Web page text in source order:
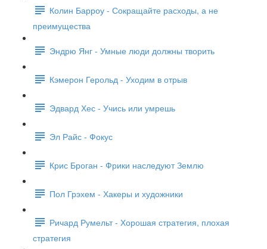
Колин Барроу - Сокращайте расходы, а не
преимущества
Эндрю Янг - Умные люди должны творить
Кэмерон Герольд - Уходим в отрыв
Эдвард Хес - Учись или умрешь
Эл Райс - Фокус
Крис Броган - Фрики наследуют Землю
Пол Грэхем - Хакеры и художники
Ричард Румельт - Хорошая стратегия, плохая
стратегия